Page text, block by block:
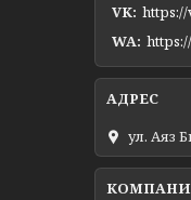
VK
WA
ул. Аяз